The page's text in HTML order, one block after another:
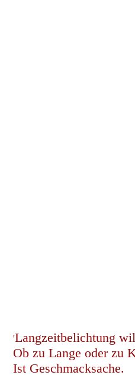
'Langzeitbelichtung
Ob zu Lange oder zu
Ist Geschmacksache.